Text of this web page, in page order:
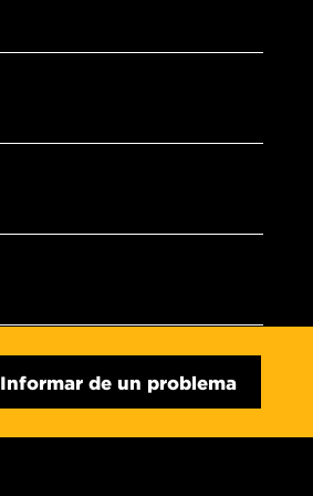
Informar de un problema